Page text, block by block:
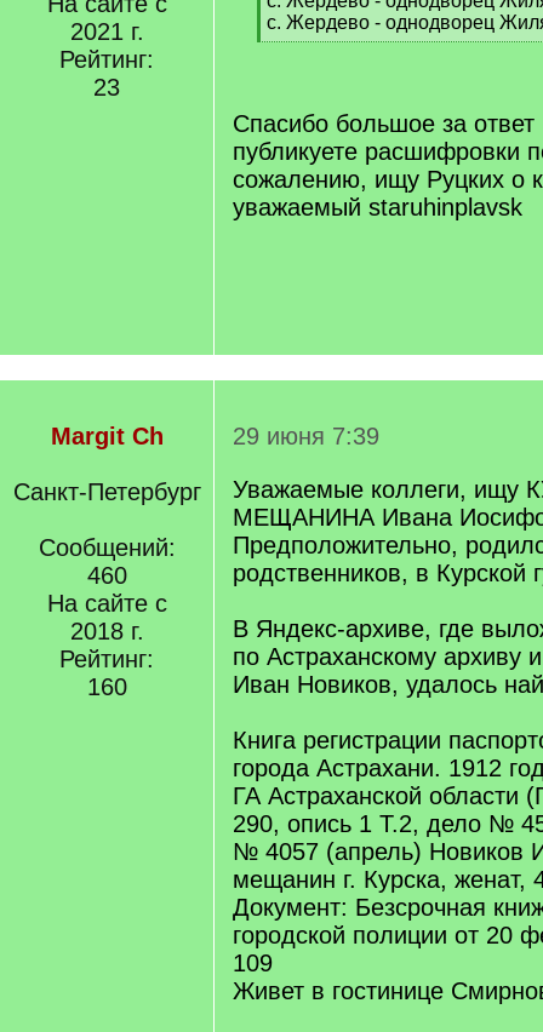
2021 г.
Рейтинг:
23
с. Жердево - однодворец
[
Спасибо большое за ответ
публикуете расшифровки
сожалению, ищу Руцких о
уважаемый staruhinplavsk
Margit Ch
Санкт-Петербург
Сообщений:
460
На сайте с
2018 г.
Рейтинг:
160
29 июня 7:39
Уважаемые коллеги, ищу
МЕЩАНИНА Ивана
Предположительно,
родственников, в Курской
В Яндекс-архиве, где
по Астраханскому архиву
Иван Новиков, удалось
Книга регистрации
города Астрахани. 1912
ГА Астраханской
290, опись 1 Т.2, дело №
№ 4057 (апрель) Новиков
мещанин г. Курска, женат,
Документ: Безсрочная
городской полиции от 20
109
Живет в гостинице